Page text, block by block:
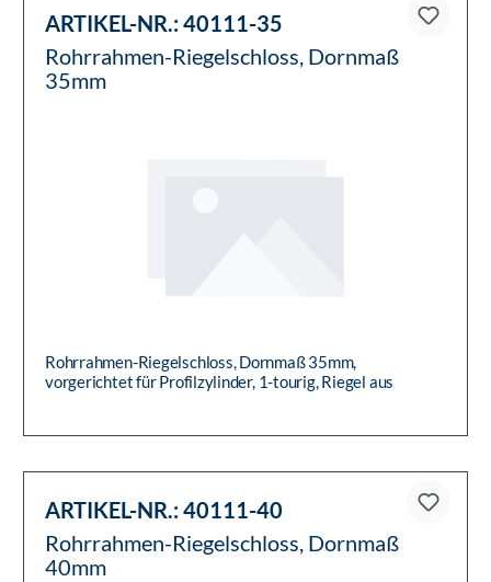
ARTIKEL-NR.:40111-35
Rohrrahmen-Riegelschloss, Dornmaß
35mm
Rohrrahmen-Riegelschloss, Dornmaß 35mm,
vorgerichtet für Profilzylinder, 1-tourig, Riegel aus
ARTIKEL-NR.:40111-40
Rohrrahmen-Riegelschloss, Dornmaß
40mm